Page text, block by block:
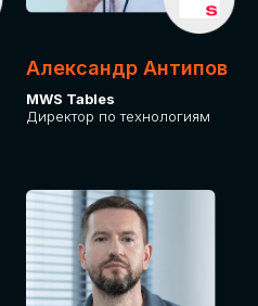
Александр Антипов
MWS Tables
Директор по технологиям